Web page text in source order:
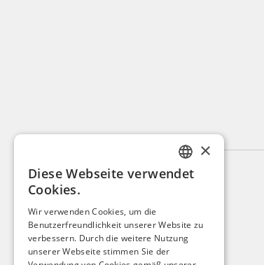
WEIDINGER SERVICE
Service und Beratung:
+49 (0)8142 / 4289 - 300
Mo-Fr, 08:00 - 16:00 Uhr
GERMAN
FRENCH
×
Diese Webseite verwendet
Cookies.
Wir verwenden Cookies, um die
Benutzerfreundlichkeit unserer Website zu
verbessern. Durch die weitere Nutzung
unserer Webseite stimmen Sie der